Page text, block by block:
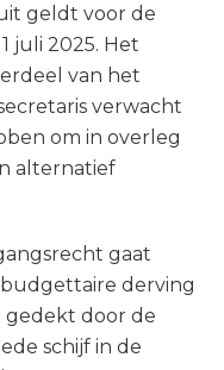
geldt voor de
juli 2025. Het
van het
verwacht
om in overleg
alternatief
gaat
derving
gedekt door de
schijf in de